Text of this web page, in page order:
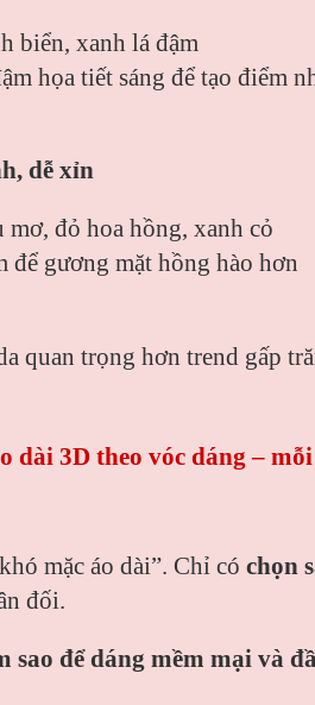
biển, xanh lá đậm
họa tiết sáng để tạo điểm
dễ xỉn
đỏ hoa hồng, xanh cỏ
gương mặt hồng hào hơn
quan trọng hơn trend gấp
dài 3D theo vóc dáng –
mặc áo dài”. Chỉ có chọn
đối.
sao để dáng mềm mại và